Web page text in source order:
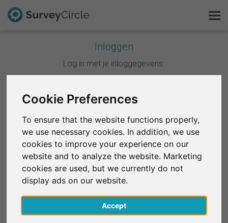
Cookie Preferences
To ensure that the website functions properly,
we use necessary cookies. In addition, we use
cookies to improve your experience on our
website and to analyze the website. Marketing
cookies are used, but we currently do not
display ads on our website.
Accept
Inloggen
Log in met je inloggegevens.
Doorgaan met Google
Doorgaan met Facebook
OF
E-mail*
Wachtwoord*
Dit is SurveyCircle
FAQ
Gratis registreren
English